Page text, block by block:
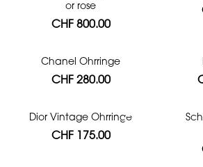
or rose
CHF 800.00
Chanel Ohrringe
CHF 280.00
Dior Vintage Ohrringe
CHF 175.00